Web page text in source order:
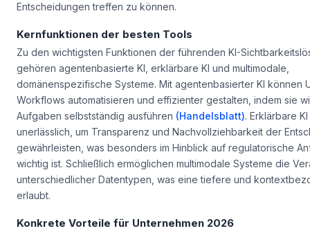
Entscheidungen treffen zu können.
Kernfunktionen der besten Tools
Zu den wichtigsten Funktionen der führenden KI-
gehören agentenbasierte KI, erklärbare KI und multimodale,
domänenspezifische Systeme. Mit agentenbasierter KI können
Workflows automatisieren und effizienter gestalten, indem sie
Aufgaben selbstständig ausführen (Handelsblatt). Erklärbare KI
unerlässlich, um Transparenz und Nachvollziehbarkeit der
gewährleisten, was besonders im Hinblick auf regulatorische
wichtig ist. Schließlich ermöglichen multimodale Systeme die
unterschiedlicher Datentypen, was eine tiefere und
erlaubt.
Konkrete Vorteile für Unternehmen 2026